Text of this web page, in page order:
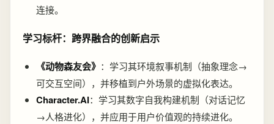
连接。
学习标杆：跨界融合的创新启示
《动物森友会》 ：学习其环境叙事机制（抽象理念→
可交互空间），并移植到户外场景的虚拟化表达。
Character.AI：学习其数字自我构建机制（对话记忆
→人格进化），并应用于用户价值观的持续进化。